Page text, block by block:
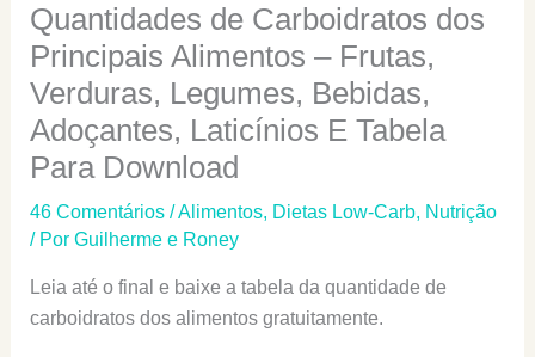
Quantidades de Carboidratos dos
Principais Alimentos – Frutas,
Verduras, Legumes, Bebidas,
Adoçantes, Laticínios E Tabela
Para Download
46 Comentários /Alimentos, Dietas Low-Carb, Nutrição
/ Por Guilherme e Roney
Leia até o final e baixe a tabela da quantidade de
carboidratos dos alimentos gratuitamente.